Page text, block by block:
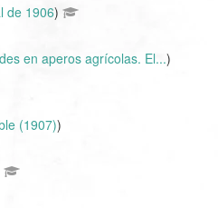
de 1906)
en aperos agrícolas. El...)
(1907))